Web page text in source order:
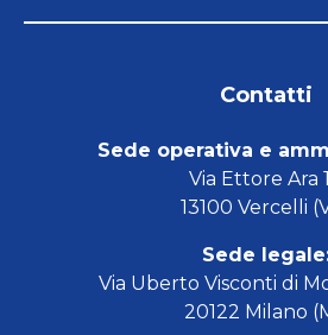
Contatti
Sede operativa e
Via Ettore Ara
13100 Vercelli
Sede
Via Uberto Visconti di
20122 Milano